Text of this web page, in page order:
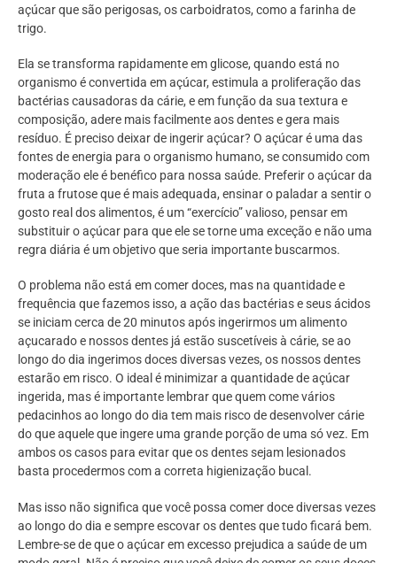
açúcar que são perigosas, os carboidratos, como a farinha de
trigo.
Ela se transforma rapidamente em glicose, quando está no
organismo é convertida em açúcar, estimula a proliferação das
bactérias causadoras da cárie, e em função da sua textura e
composição, adere mais facilmente aos dentes e gera mais
resíduo. É preciso deixar de ingerir açúcar? O açúcar é uma das
fontes de energia para o organismo humano, se consumido com
moderação ele é benéfico para nossa saúde. Preferir o açúcar da
fruta a frutose que é mais adequada, ensinar o paladar a sentir o
gosto real dos alimentos, é um “exercício” valioso, pensar em
substituir o açúcar para que ele se torne uma exceção e não uma
regra diária é um objetivo que seria importante buscarmos.
O problema não está em comer doces, mas na quantidade e
frequência que fazemos isso, a ação das bactérias e seus ácidos
se iniciam cerca de 20 minutos após ingerirmos um alimento
açucarado e nossos dentes já estão suscetíveis à cárie, se ao
longo do dia ingerimos doces diversas vezes, os nossos dentes
estarão em risco. O ideal é minimizar a quantidade de açúcar
ingerida, mas é importante lembrar que quem come vários
pedacinhos ao longo do dia tem mais risco de desenvolver cárie
do que aquele que ingere uma grande porção de uma só vez. Em
ambos os casos para evitar que os dentes sejam lesionados
basta procedermos com a correta higienização bucal.
Mas isso não significa que você possa comer doce diversas vezes
ao longo do dia e sempre escovar os dentes que tudo ficará bem.
Lembre-se de que o açúcar em excesso prejudica a saúde de um